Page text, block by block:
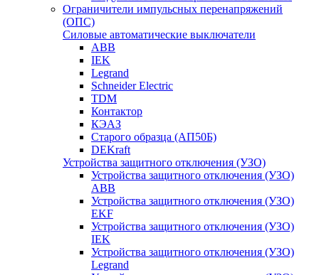
Ограничители импульсных перенапряжений
(ОПС)
Силовые автоматические выключатели
ABB
IEK
Legrand
Schneider Electric
TDM
Контактор
КЭАЗ
Старого образца (АП50Б)
DEKraft
Устройства защитного отключения (УЗО)
Устройства защитного отключения (УЗО)
ABB
Устройства защитного отключения (УЗО)
EKF
Устройства защитного отключения (УЗО)
IEK
Устройства защитного отключения (УЗО)
Legrand